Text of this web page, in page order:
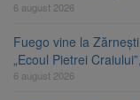
6 august 2026
Fuego vine la
„Ecoul Pietrei
6 august 2026